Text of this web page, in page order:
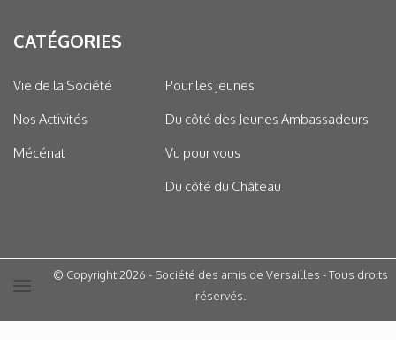
CATÉGORIES
Vie de la Société
Nos Activités
Mécénat
Pour les jeunes
Du côté des Jeunes Ambassadeurs
Vu pour vous
Du côté du Château
© Copyright 2026 - Société des amis de Versailles - Tous droits
réservés.